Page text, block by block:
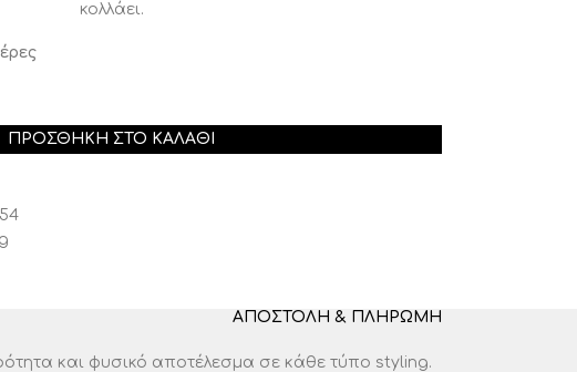
κολλάει.
ΠΡΟΣΘΉΚΗ ΣΤΟ ΚΑΛΆΘΙ
ΑΠΟΣΤΟΛΉ & ΠΛΗΡΩΜΉ
και φυσικό αποτέλεσμα σε κάθε τύπο styling.